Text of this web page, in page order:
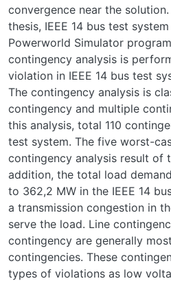
convergence near the
thesis, IEEE 14 bus test
Powerworld Simulator
contingency analysis is
violation in IEEE 14 bus test
The contingency analysis is
contingency and multiple
this analysis, total 110
test system. The five worst-
contingency analysis result of
addition, the total load
to 362,2 MW in the IEEE 14
a transmission congestion in
serve the load. Line
contingency are generally
contingencies. These
types of violations as low